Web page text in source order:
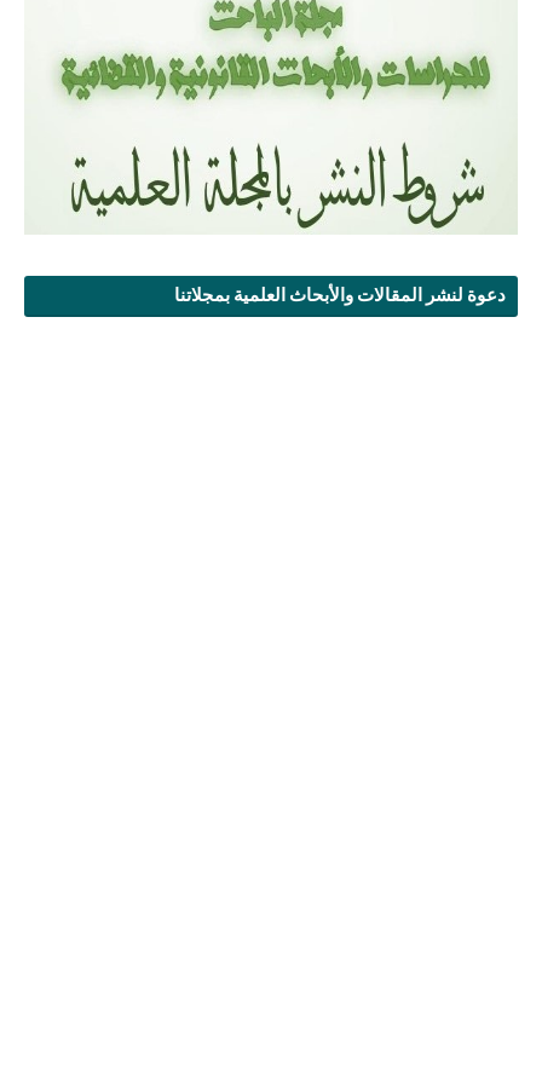
دعوة لنشر المقالات والأبحاث العلمية بمجلاتنا